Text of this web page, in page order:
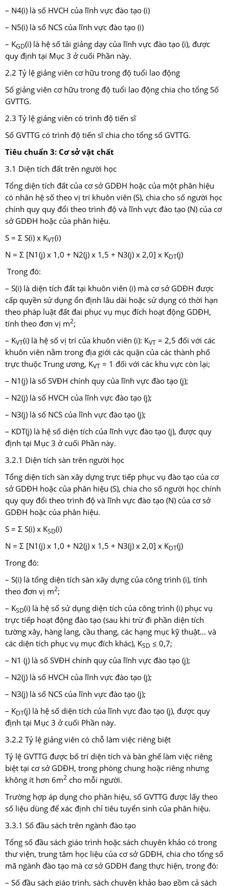
– N4(i) là số HVCH của lĩnh vực đào tạo (i)
– N5(i) là số NCS của lĩnh vực đào tạo (i)
– KGD(i) là hệ số tải giảng dạy của lĩnh vực đào tạo (i), được
quy định tại Mục 3 ở cuối Phần này.
2.2 Tỷ lệ giảng viên cơ hữu trong độ tuổi lao động
Số giảng viên cơ hữu trong độ tuổi lao động chia cho tổng Số
GVTTG.
2.3 Tỷ lệ giảng viên có trình độ tiến sĩ
Số GVTTG có trình độ tiến sĩ chia cho tổng số GVTTG.
Tiêu chuẩn 3: Cơ sở vật chất
3.1 Diện tích đất trên người học
Tổng diện tích đất của cơ sở GDĐH hoặc của một phân hiệu
có nhân hệ số theo vị trí khuôn viên (S), chia cho số người học
chính quy quy đổi theo trình độ và lĩnh vực đào tạo (N) của cơ
sở GDĐH hoặc của phân hiệu.
S = Σ S(i) x KVT(i)
N = Σ [N1(j) x 1,0 + N2(j) x 1,5 + N3(j) x 2,0] x KDT(j)
Trong đó:
– S(i) là diện tích đất tại khuôn viên (i) mà cơ sở GDĐH được
cấp quyền sử dụng ổn định lâu dài hoặc sử dụng có thời hạn
theo pháp luật đất đai phục vụ mục đích hoạt động GDĐH,
tính theo đơn vị m2;
– KVT(i) là hệ số vị trí của khuôn viên (i): KVT = 2,5 đối với các
khuôn viên nằm trong địa giới các quận của các thành phố
trực thuộc Trung ương, KVT = 1 đối với các khu vực còn lại;
– N1(j) là số SVĐH chính quy của lĩnh vực đào tạo (j);
– N2(j) là số HVCH của lĩnh vực đào tạo (j);
– N3(j) là số NCS của lĩnh vực đào tạo (j);
– KDT(j) là hệ số diện tích của lĩnh vực đào tạo (j), được quy
định tại Mục 3 ở cuối Phần này.
3.2.1 Diện tích sàn trên người học
Tổng diện tích sàn xây dựng trực tiếp phục vụ đào tạo của cơ
sở GDĐH hoặc của phân hiệu (S), chia cho số người học chính
quy quy đổi theo trình độ và lĩnh vực đào tạo (N) của cơ sở
GDĐH hoặc của phân hiệu.
S = Σ S(i) x KSD(i)
N = Σ [N1(j) x 1,0 + N2(j) x 1,5 + N3(j) x 2,0] x KDT(j)
Trong đó:
– S(i) là tổng diện tích sàn xây dựng của công trình (i), tính
theo đơn vị m2;
– KSD(i) là hệ số sử dụng diện tích của công trình (i) phục vụ
trực tiếp hoạt động đào tạo (sau khi trừ đi phần diện tích
tường xây, hàng lang, cầu thang, các hạng mục kỹ thuật… và
các diện tích phục vụ mục đích khác), KSD ≤ 0,7;
– N1 (j) là số SVĐH chính quy của lĩnh vực đào tạo (j);
– N2(j) là số HVCH của lĩnh vực đào tạo (j);
– N3(j) là số NCS của lĩnh vực đào tạo (j);
– KDT(j) là hệ số diện tích của lĩnh vực đào tạo (j), được quy
định tại Mục 3 ở cuối Phần này.
3.2.2 Tỷ lệ giảng viên có chỗ làm việc riêng biệt
Tỷ lệ GVTTG được bố trí diện tích và bàn ghế làm việc riêng
biệt tại cơ sở GDĐH, trong phòng chung hoặc riêng nhưng
không ít hơn 6m2 cho mỗi người.
Trường hợp áp dụng cho phân hiệu, số GVTTG được lấy theo
số liệu dùng để xác định chỉ tiêu tuyển sinh của phân hiệu.
3.3.1 Số đầu sách trên ngành đào tạo
Tổng số đầu sách giáo trình hoặc sách chuyên khảo có trong
thư viện, trung tâm học liệu của cơ sở GDĐH, chia cho tổng số
mã ngành đào tạo mà cơ sở GDĐH đang thực hiện, trong đó:
– Số đầu sách giáo trình, sách chuyên khảo bao gồm cả sách